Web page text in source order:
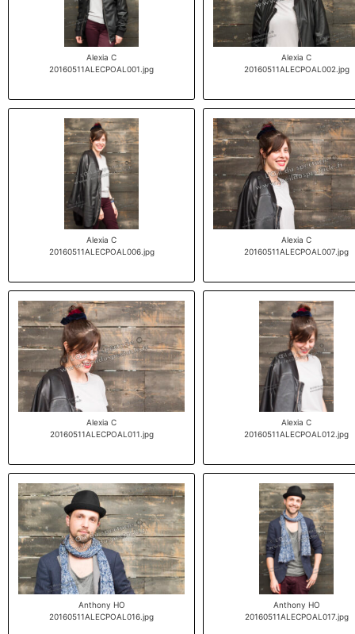
Alexia C
20160511ALECPOAL001.jpg
Alexia C
20160511ALECPOAL002.jpg
Alexia C
20160511ALECPOAL006.jpg
Alexia C
20160511ALECPOAL007.jpg
Alexia C
20160511ALECPOAL011.jpg
Alexia C
20160511ALECPOAL012.jpg
Anthony HO
20160511ALECPOAL016.jpg
Anthony HO
20160511ALECPOAL017.jpg